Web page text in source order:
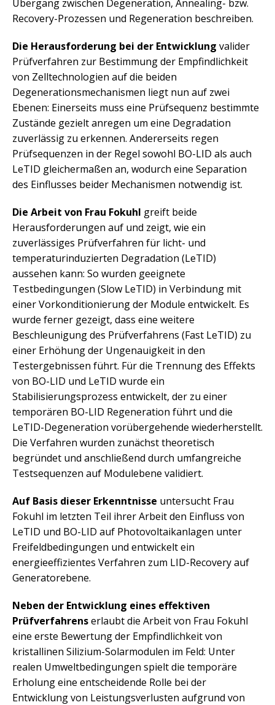
Übergang zwischen Degeneration, Annealing- bzw.
Recovery-Prozessen und Regeneration beschreiben.
Die Herausforderung bei der Entwicklung valider
Prüfverfahren zur Bestimmung der Empfindlichkeit
von Zelltechnologien auf die beiden
Degenerationsmechanismen liegt nun auf zwei
Ebenen: Einerseits muss eine Prüfsequenz bestimmte
Zustände gezielt anregen um eine Degradation
zuverlässig zu erkennen. Andererseits regen
Prüfsequenzen in der Regel sowohl BO-LID als auch
LeTID gleichermaßen an, wodurch eine Separation
des Einflusses beider Mechanismen notwendig ist.
Die Arbeit von Frau Fokuhl greift beide
Herausforderungen auf und zeigt, wie ein
zuverlässiges Prüfverfahren für licht- und
temperaturinduzierten Degradation (LeTID)
aussehen kann: So wurden geeignete
Testbedingungen (Slow LeTID) in Verbindung mit
einer Vorkonditionierung der Module entwickelt. Es
wurde ferner gezeigt, dass eine weitere
Beschleunigung des Prüfverfahrens (Fast LeTID) zu
einer Erhöhung der Ungenauigkeit in den
Testergebnissen führt. Für die Trennung des Effekts
von BO-LID und LeTID wurde ein
Stabilisierungsprozess entwickelt, der zu einer
temporären BO-LID Regeneration führt und die
LeTID-Degeneration vorübergehende wiederherstellt.
Die Verfahren wurden zunächst theoretisch
begründet und anschließend durch umfangreiche
Testsequenzen auf Modulebene validiert.
Auf Basis dieser Erkenntnisse untersucht Frau
Fokuhl im letzten Teil ihrer Arbeit den Einfluss von
LeTID und BO-LID auf Photovoltaikanlagen unter
Freifeldbedingungen und entwickelt ein
energieeffizientes Verfahren zum LID-Recovery auf
Generatorebene.
Neben der Entwicklung eines effektiven
Prüfverfahrenserlaubt die Arbeit von Frau Fokuhl
eine erste Bewertung der Empfindlichkeit von
kristallinen Silizium-Solarmodulen im Feld: Unter
realen Umweltbedingungen spielt die temporäre
Erholung eine entscheidende Rolle bei der
Entwicklung von Leistungsverlusten aufgrund von